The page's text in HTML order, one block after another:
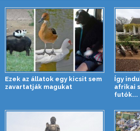
Ezek az állatok egy kicsit sem
zavartatják magukat
Így
afrikai
futók...